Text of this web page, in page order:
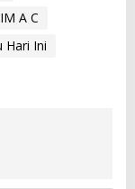
A C
Hari Ini